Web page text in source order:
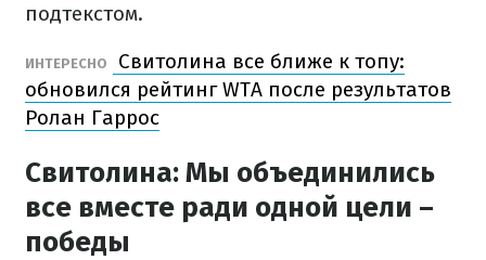
подтекстом.
ИНТЕРЕСНО
Свитолина все ближе к топу:
обновился рейтинг WTA после результатов
Ролан Гаррос
Свитолина: Мы объединились
все вместе ради одной цели –
победы